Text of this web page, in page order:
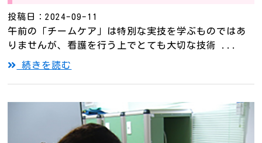
投稿日：2024-09-11
午前の「チームケア」は特別な実技を学ぶものではあ
りませんが、看護を行う上でとても大切な技術 ...
続きを読む